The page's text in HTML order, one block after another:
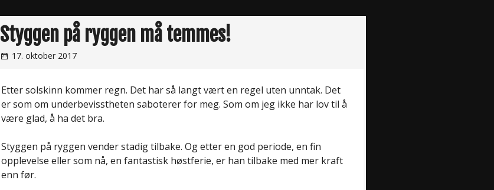
Styggen på ryggen må temmes!
17. oktober 2017
Etter solskinn kommer regn. Det har så langt vært en regel uten unntak. Det
er som om underbevisstheten saboterer for meg. Som om jeg ikke har lov til å
være glad, å ha det bra.
Styggen på ryggen vender stadig tilbake. Og etter en god periode, en fin
opplevelse eller som nå, en fantastisk høstferie, er han tilbake med mer kraft
enn før.